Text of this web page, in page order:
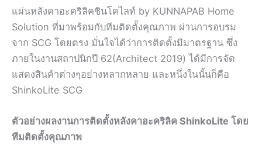
แผ่นหลังคาอะคริลิคชินโคไลท์ by KUNNAPAB Home
Solution ที่มาพร้อมกับทีมติดตั้งคุณภาพ ผ่านการอบรม
จาก SCG โดยตรง มั่นใจได้ว่าการติดตั้งมีมาตรฐาน ซึ่ง
ภายในงานสถาปนิกปี 62(Architect 2019) ได้มีการจัด
แสดงสินค้าต่างๆอย่างหลากหลาย และหนึ่งในนั้นก็คือ
ShinkoLite SCG
ตัวอย่างผลงานการติดตั้งหลังคาอะคริลิค ShinkoLite โดย
ทีมติดตั้งคุณภาพ